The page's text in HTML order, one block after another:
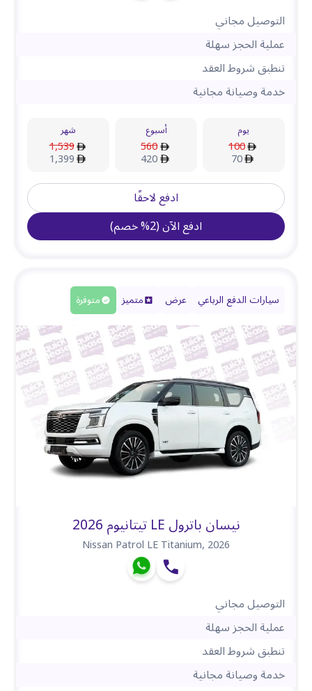
التوصيل مجاني
عملية الحجز سهلة
تنطبق شروط العقد
خدمة وصيانة مجانية
يوم
100
70
أسبوع
560
420
شهر
1,539
1,399
ادفع لاحقًا
ادفع الآن(
2
%خصم)
سيارات الدفع الرباعي عرض متميز متوفرة
نيسان باترول LE تيتانيوم 2026
Nissan Patrol LE Titanium,2026
التوصيل مجاني
عملية الحجز سهلة
تنطبق شروط العقد
خدمة وصيانة مجانية